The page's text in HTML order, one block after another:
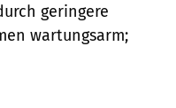
geringere
wartungsarm;